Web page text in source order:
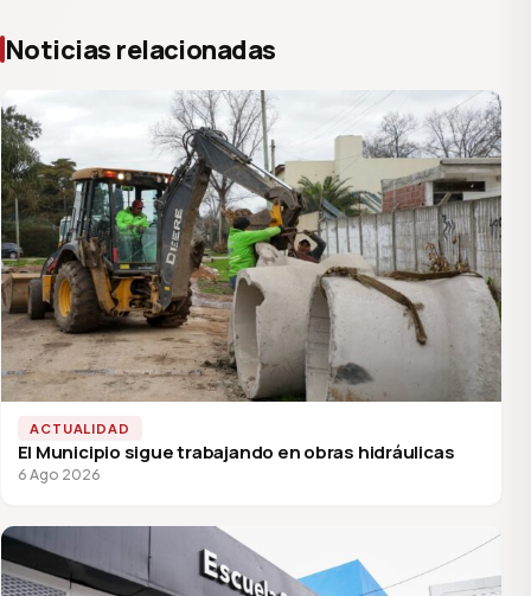
Noticias relacionadas
ACTUALIDAD
El Municipio sigue trabajando en obras hidráulicas
6 Ago 2026